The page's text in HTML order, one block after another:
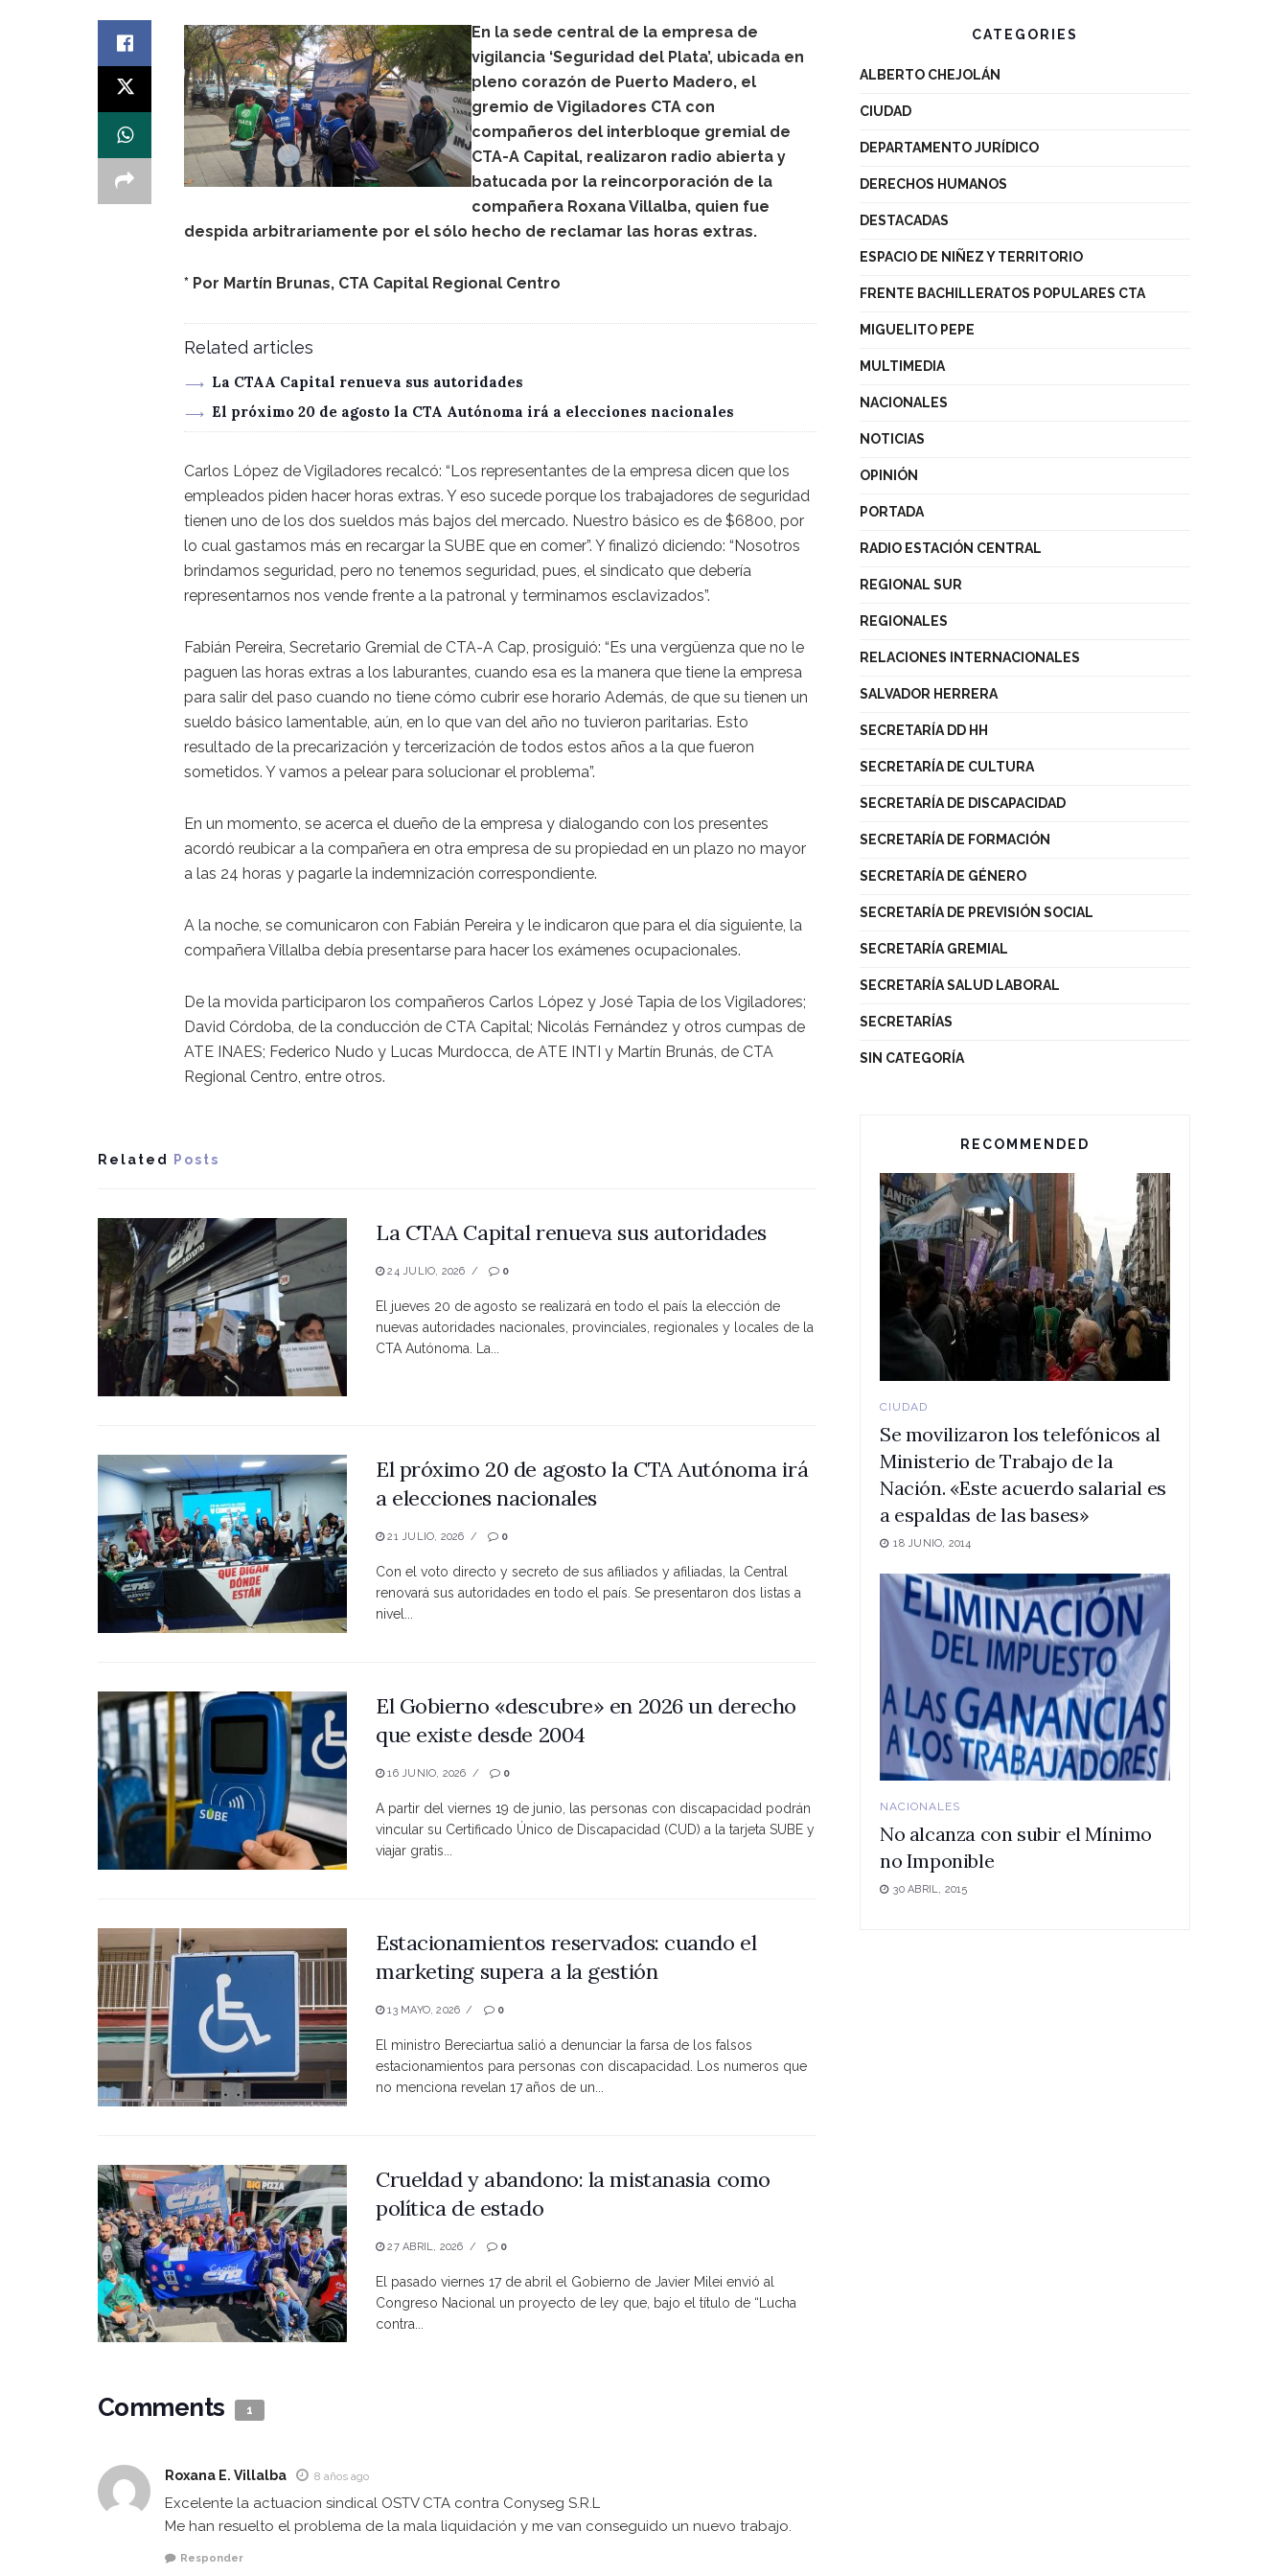
En la sede central de la empresa de
vigilancia ‘Seguridad del Plata’, ubicada en
pleno corazón de Puerto Madero, el
gremio de Vigiladores CTA con
compañeros del interbloque gremial de
CTA-A Capital, realizaron radio abierta y
batucada por la reincorporación de la
compañera Roxana Villalba, quien fue
despida arbitrariamente por el sólo hecho de reclamar las horas extras.
* Por Martín Brunas, CTA Capital Regional Centro
Related articles
La CTAA Capital renueva sus autoridades
El próximo 20 de agosto la CTA Autónoma irá a elecciones nacionales
Carlos López de Vigiladores recalcó: “Los representantes de la empresa dicen que los
empleados piden hacer horas extras. Y eso sucede porque los trabajadores de seguridad
tienen uno de los dos sueldos más bajos del mercado. Nuestro básico es de $6800, por
lo cual gastamos más en recargar la SUBE que en comer”. Y finalizó diciendo: “Nosotros
brindamos seguridad, pero no tenemos seguridad, pues, el sindicato que debería
representarnos nos vende frente a la patronal y terminamos esclavizados”.
Fabián Pereira, Secretario Gremial de CTA-A Cap, prosiguió: “Es una vergüenza que no le
paguen las horas extras a los laburantes, cuando esa es la manera que tiene la empresa
para salir del paso cuando no tiene cómo cubrir ese horario Además, de que su tienen un
sueldo básico lamentable, aún, en lo que van del año no tuvieron paritarias. Esto
resultado de la precarización y tercerización de todos estos años a la que fueron
sometidos. Y vamos a pelear para solucionar el problema”.
En un momento, se acerca el dueño de la empresa y dialogando con los presentes
acordó reubicar a la compañera en otra empresa de su propiedad en un plazo no mayor
a las 24 horas y pagarle la indemnización correspondiente.
A la noche, se comunicaron con Fabián Pereira y le indicaron que para el día siguiente, la
compañera Villalba debía presentarse para hacer los exámenes ocupacionales.
De la movida participaron los compañeros Carlos López y José Tapia de los Vigiladores;
David Córdoba, de la conducción de CTA Capital; Nicolás Fernández y otros cumpas de
ATE INAES; Federico Nudo y Lucas Murdocca, de ATE INTI y Martín Brunás, de CTA
Regional Centro, entre otros.
Related Posts
La CTAA Capital renueva sus autoridades
24 JULIO, 2026 0
El jueves 20 de agosto se realizará en todo el país la elección de
nuevas autoridades nacionales, provinciales, regionales y locales de la
CTA Autónoma. La...
El próximo 20 de agosto la CTA Autónoma irá
a elecciones nacionales
21 JULIO, 2026 0
Con el voto directo y secreto de sus afiliados y afiliadas, la Central
renovará sus autoridades en todo el país. Se presentaron dos listas a
nivel...
El Gobierno «descubre» en 2026 un derecho
que existe desde 2004
16 JUNIO, 2026 0
A partir del viernes 19 de junio, las personas con discapacidad podrán
vincular su Certificado Único de Discapacidad (CUD) a la tarjeta SUBE y
viajar gratis...
Estacionamientos reservados: cuando el
marketing supera a la gestión
13 MAYO, 2026 0
El ministro Bereciartua salió a denunciar la farsa de los falsos
estacionamientos para personas con discapacidad. Los numeros que
no menciona revelan 17 años de un...
Crueldad y abandono: la mistanasia como
política de estado
27 ABRIL, 2026 0
El pasado viernes 17 de abril el Gobierno de Javier Milei envió al
Congreso Nacional un proyecto de ley que, bajo el título de “Lucha
contra...
Comments 1
Roxana E. Villalba 8 años ago
Excelente la actuacion sindical OSTV CTA contra Conyseg S.R.L
Me han resuelto el problema de la mala liquidación y me van conseguido un nuevo trabajo.
Responder
CATEGORIES
ALBERTO CHEJOLÁN
CIUDAD
DEPARTAMENTO JURÍDICO
DERECHOS HUMANOS
DESTACADAS
ESPACIO DE NIÑEZ Y TERRITORIO
FRENTE BACHILLERATOS POPULARES CTA
MIGUELITO PEPE
MULTIMEDIA
NACIONALES
NOTICIAS
OPINIÓN
PORTADA
RADIO ESTACIÓN CENTRAL
REGIONAL SUR
REGIONALES
RELACIONES INTERNACIONALES
SALVADOR HERRERA
SECRETARÍA DD HH
SECRETARÍA DE CULTURA
SECRETARÍA DE DISCAPACIDAD
SECRETARÍA DE FORMACIÓN
SECRETARÍA DE GÉNERO
SECRETARÍA DE PREVISIÓN SOCIAL
SECRETARÍA GREMIAL
SECRETARÍA SALUD LABORAL
SECRETARÍAS
SIN CATEGORÍA
RECOMMENDED
CIUDAD
Se movilizaron los telefónicos al
Ministerio de Trabajo de la
Nación. «Este acuerdo salarial es
a espaldas de las bases»
18 JUNIO, 2014
NACIONALES
No alcanza con subir el Mínimo
no Imponible
30 ABRIL, 2015